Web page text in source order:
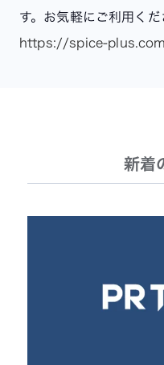
す。お気軽にご利用くだ
https://spice-
新着